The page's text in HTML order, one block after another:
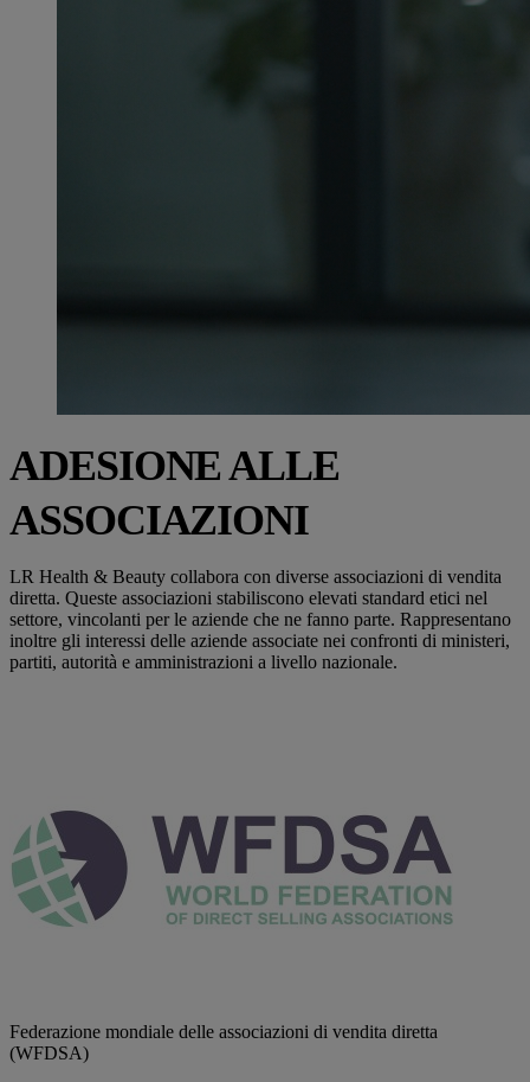
ADESIONE ALLE
ASSOCIAZIONI
LR Health & Beauty collabora con diverse associazioni di vendita
diretta. Queste associazioni stabiliscono elevati standard etici nel
settore, vincolanti per le aziende che ne fanno parte. Rappresentano
inoltre gli interessi delle aziende associate nei confronti di ministeri,
partiti, autorità e amministrazioni a livello nazionale.
Federazione mondiale delle associazioni di vendita diretta
(WFDSA)